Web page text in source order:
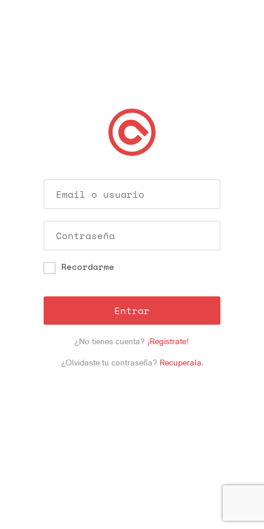
Recordarme
Entrar
¿No tienes cuenta? ¡Registrate!
¿Olvidaste tu contraseña? Recuperala.